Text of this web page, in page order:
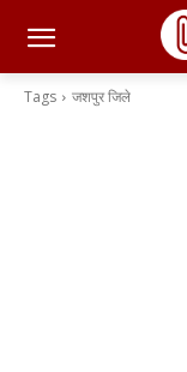
Tags जशपुर जिले